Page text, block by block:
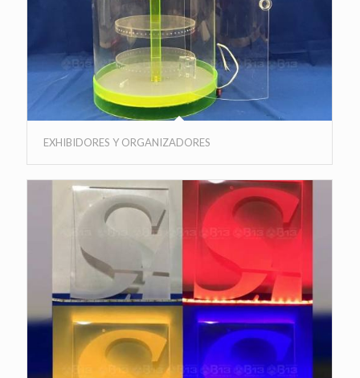
EXHIBIDORES Y ORGANIZADORES